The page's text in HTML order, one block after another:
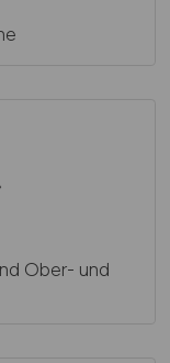
Ober- und